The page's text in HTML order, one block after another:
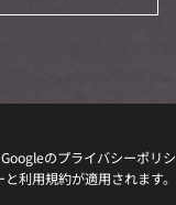
のプライバシーポリシ
と利用規約が適用されます。